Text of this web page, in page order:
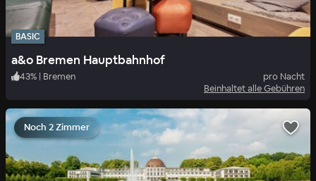
BASIC
a&o Bremen Hauptbahnhof
43% | Bremen
pro Nacht
Beinhaltet alle Gebühren
Noch 2 Zimmer